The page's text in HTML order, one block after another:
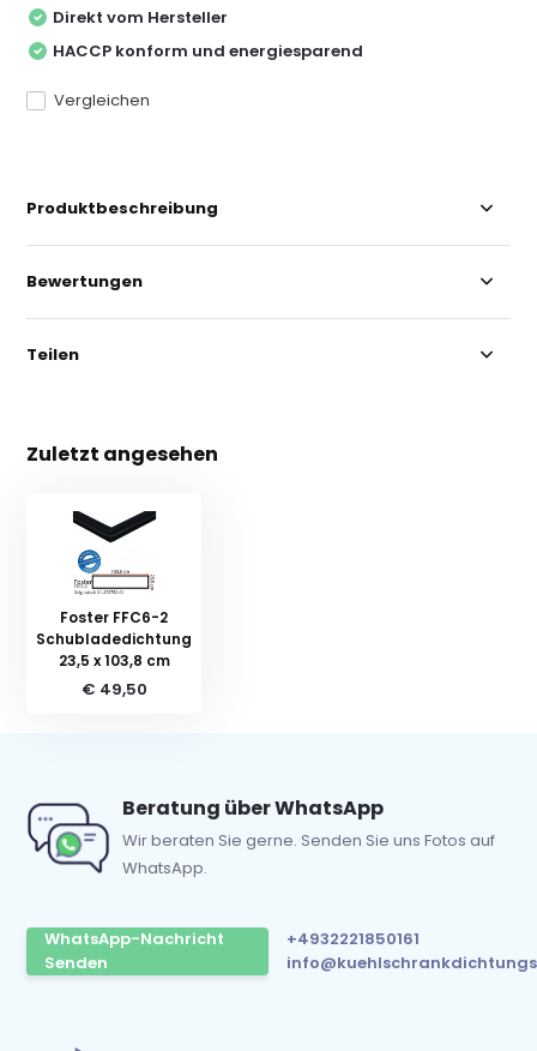
Direkt vom Hersteller
HACCP konform und energiesparend
Vergleichen
Produktbeschreibung
Bewertungen
Teilen
Zuletzt angesehen
Foster FFC6-2
Schubladedichtung
23,5 x 103,8 cm
€ 49,50
Beratung über WhatsApp
Wir beraten Sie gerne. Senden Sie uns Fotos auf
WhatsApp.
WhatsApp-Nachricht
Senden
+4932221850161